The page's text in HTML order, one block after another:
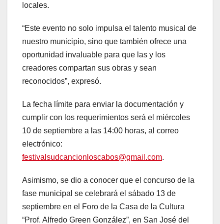
locales.
“Este evento no solo impulsa el talento musical de
nuestro municipio, sino que también ofrece una
oportunidad invaluable para que las y los
creadores compartan sus obras y sean
reconocidos”, expresó.
La fecha límite para enviar la documentación y
cumplir con los requerimientos será el miércoles
10 de septiembre a las 14:00 horas, al correo
electrónico:
festivalsudcancionloscabos@gmail.com.
Asimismo, se dio a conocer que el concurso de la
fase municipal se celebrará el sábado 13 de
septiembre en el Foro de la Casa de la Cultura
“Prof. Alfredo Green González”, en San José del